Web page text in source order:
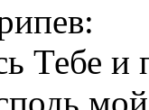
Тебе и